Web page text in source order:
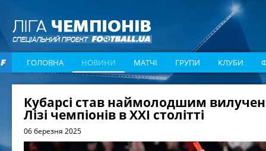
ГОЛОВНА НОВИНИ МАТЧІ ГРУПИ КЛУБИ
Кубарсі став наймолодшим
Лізі чемпіонів в XXI столітті
06 березня 2025